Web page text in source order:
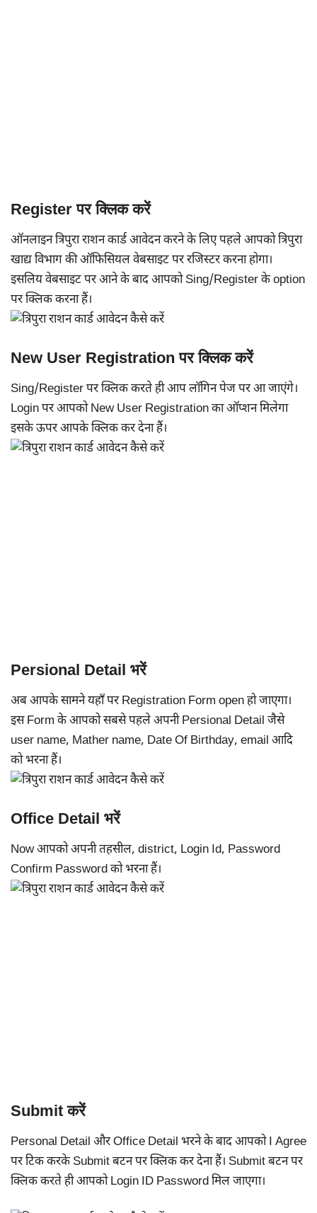
Register पर क्लिक करें
ऑनलाइन त्रिपुरा राशन कार्ड आवेदन करने के लिए पहले आपको त्रिपुरा
खाद्य विभाग की ऑफिसियल वेबसाइट पर रजिस्टर करना होगा।
इसलिय वेबसाइट पर आने के बाद आपको Sing/Register के option
पर क्लिक करना हैं।
New User Registration पर क्लिक करें
Sing/Register पर क्लिक करते ही आप लॉगिन पेज पर आ जाएंगे।
Login पर आपको New User Registration का ऑप्शन मिलेगा
इसके ऊपर आपके क्लिक कर देना हैं।
Persional Detail भरें
अब आपके सामने यहाँ पर Registration Form open हो जाएगा।
इस Form के आपको सबसे पहले अपनी Persional Detail जैसे
user name, Mather name, Date Of Birthday, email आदि
को भरना हैं।
Office Detail भरें
Now आपको अपनी तहसील, district, Login Id, Password
Confirm Password को भरना हैं।
Submit करें
Personal Detail और Office Detail भरने के बाद आपको I Agree
पर टिक करके Submit बटन पर क्लिक कर देना हैं। Submit बटन पर
क्लिक करते ही आपको Login ID Password मिल जाएगा।